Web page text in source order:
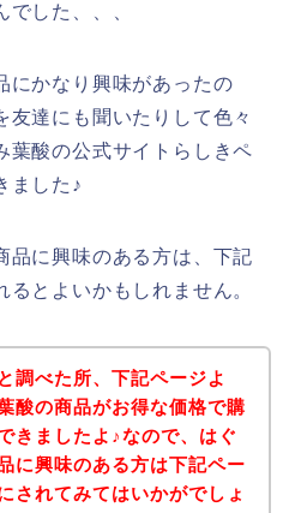
した、、、
にかなり興味があったの
友達にも聞いたりして色々
葉酸の公式サイトらしきペ
ました♪
品に興味のある方は、下記
とよいかもしれません。
調べた所、下記ページよ
酸の商品がお得な価格で購
きましたよ♪なので、はぐ
に興味のある方は下記ペー
されてみてはいかがでしょ